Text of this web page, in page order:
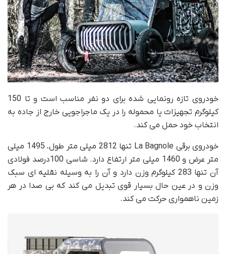
خودروی تازه رونمایی شده برای دو نفر مناسب است و تا 150
کیلوگرم تجهیزات یا محموله را در یک ماجراجویی خارج از جاده به
انتخاب خود حمل می کند.
خودروی برقی La Bagnole تنها 2812 میلی متر طول، 1495 میلی
متر عرض و 1460 میلی متر ارتفاع دارد. شاسی 100درصد فولادی
آن تنها 283 کیلوگرم وزن دارد و آن را به وسیله نقلیه ای سبک
وزن و در عین حال بسیار قوی تبدیل می کند که بی صدا در هر
زمین ناهمواری حرکت می کند.